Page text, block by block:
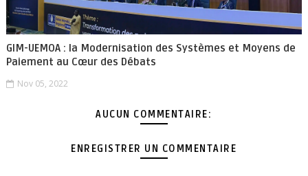
GIM-UEMOA : la Modernisation des Systèmes et Moyens de
Paiement au Cœur des Débats
Nov 05, 2022
AUCUN COMMENTAIRE:
ENREGISTRER UN COMMENTAIRE